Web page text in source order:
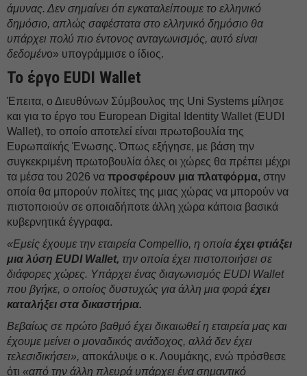
άμυνας. Δεν σημαίνει ότι εγκαταλείπουμε το ελληνικό
δημόσιο, απλώς σαφέστατα στο ελληνικό δημόσιο θα
υπάρχει πολύ πιο έντονος ανταγωνισμός, αυτό είναι
δεδομένο» υπογράμμισε ο ίδιος.
Το έργο EUDI Wallet
Έπειτα, ο Διευθύνων Σύμβουλος της Uni Systems μίλησε
και για το έργο του European Digital Identity Wallet (EUDI
Wallet), το οποίο αποτελεί είναι πρωτοβουλία της
Ευρωπαϊκής Ένωσης. Όπως εξήγησε, με βάση την
συγκεκριμένη πρωτοβουλία όλες οι χώρες θα πρέπει μέχρι
τα μέσα του 2026 να προσφέρουν μια πλατφόρμα, στην
οποία θα μπορούν πολίτες της μιας χώρας να μπορούν να
πιστοποιούν σε οποιαδήποτε άλλη χώρα κάποια βασικά
κυβερνητικά έγγραφα.
«Εμείς έχουμε την εταιρεία Compellio, η οποία έχει φτιάξει
μια λύση EUDI Wallet, την οποία έχει πιστοποιήσει σε
διάφορες χώρες. Υπάρχει ένας διαγωνισμός EUDI Wallet
που βγήκε, ο οποίος δυστυχώς για άλλη μια φορά έχει
καταλήξει στα δικαστήρια.
Βεβαίως σε πρώτο βαθμό έχει δικαιωθεί η εταιρεία μας και
έχουμε μείνει ο μοναδικός ανάδοχος, αλλά δεν έχει
τελεσιδικήσει», αποκάλυψε ο κ. Λουμάκης, ενώ πρόσθεσε
ότι «από την άλλη πλευρά υπάρχει ένα σημαντικό